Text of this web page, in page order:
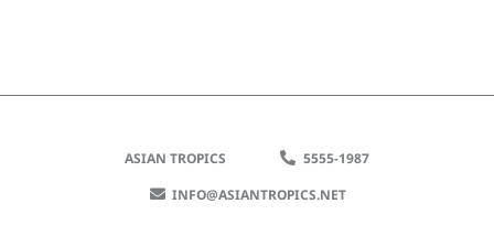
ASIAN TROPICS
5555-1987
INFO@ASIANTROPICS.NET